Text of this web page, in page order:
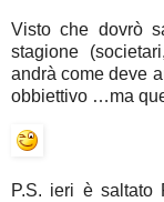
Visto che dovrò
stagione
andrà come deve
obbiettivo …ma
P.S. ieri è